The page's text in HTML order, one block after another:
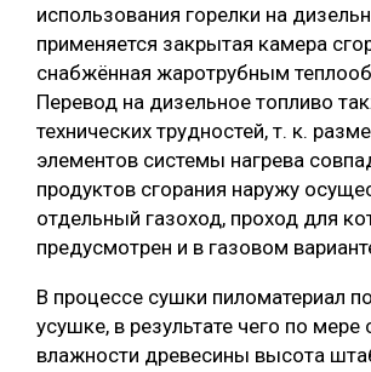
использования горелки на
применяется закрытая камера
снабжённая жаротрубным
Перевод на дизельное топливо
технических трудностей, т. к.
элементов системы нагрева
продуктов сгорания наружу
отдельный газоход, проход для
предусмотрен и в газовом
В процессе сушки пиломатериал
усушке, в результате чего по мере
влажности древесины высота